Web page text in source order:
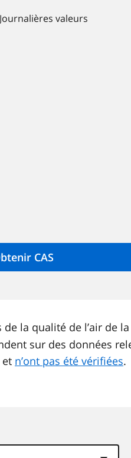
valeurs
de la qualité de l’air de la
sur des données
n’ont pas été vérifiées.